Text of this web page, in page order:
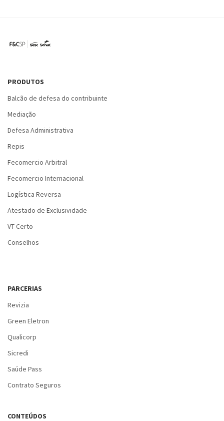
PRODUTOS
Balcão de defesa do contribuinte
Mediação
Defesa Administrativa
Repis
Fecomercio Arbitral
Fecomercio Internacional
Logística Reversa
Atestado de Exclusividade
VT Certo
Conselhos
PARCERIAS
Revizia
Green Eletron
Qualicorp
Sicredi
Saúde Pass
Contrato Seguros
CONTEÚDOS